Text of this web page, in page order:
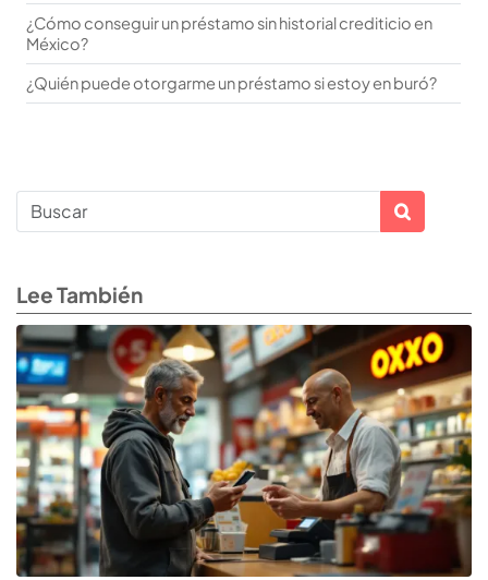
¿Cómo conseguir un préstamo sin historial crediticio en
México?
¿Quién puede otorgarme un préstamo si estoy en buró?
Lee También